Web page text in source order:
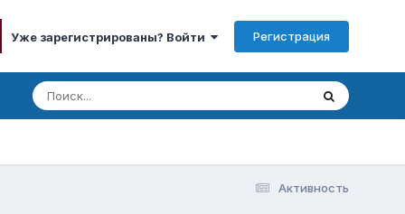
Уже зарегистрированы? Войти Регистрация
Активность